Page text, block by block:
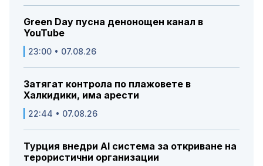
Green Day пусна денонощен канал в
YouTube
23:00 • 07.08.26
Затягат контрола по плажовете в
Халкидики, има арести
22:44 • 07.08.26
Турция внедри AI система за откриване на
терористични организации